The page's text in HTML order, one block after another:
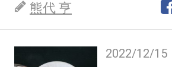
熊代 亨
2022/12/15